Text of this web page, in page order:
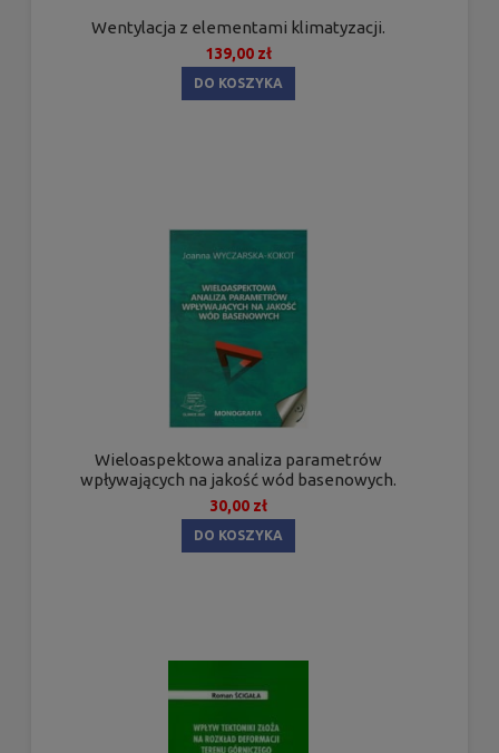
Wentylacja z elementami klimatyzacji.
139,00 zł
DO KOSZYKA
Wieloaspektowa analiza parametrów
wpływających na jakość wód basenowych.
30,00 zł
DO KOSZYKA